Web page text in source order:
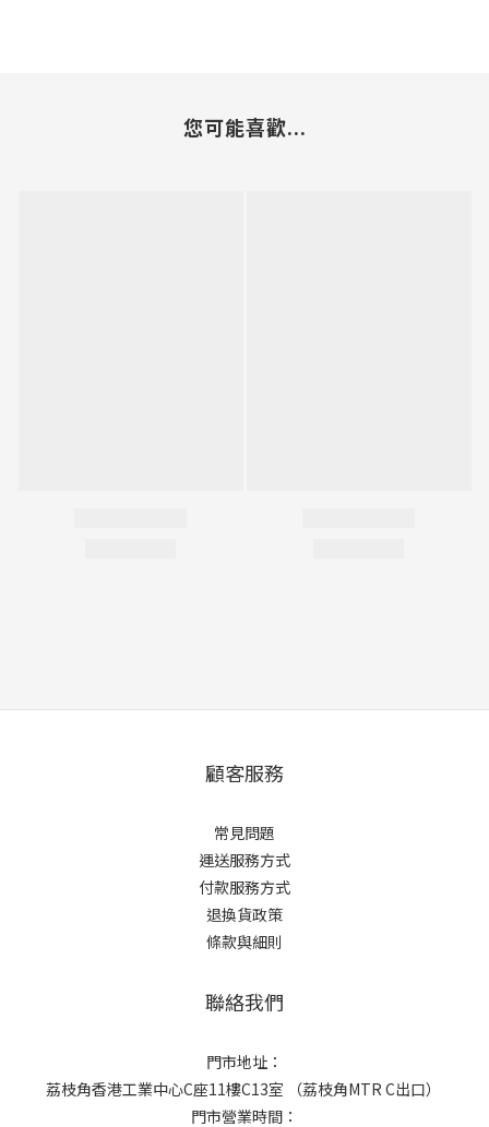
您可能喜歡...
顧客服務
常見問題
運送服務方式
付款服務方式
退換貨政策
條款與細則
聯絡我們
門市地址：
荔枝角香港工業中心C座11樓C13室 （荔枝角MTR C出口）
門市營業時間：